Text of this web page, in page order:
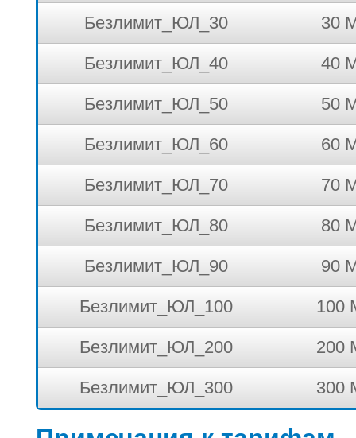
Безлимит_ЮЛ_30 30
Безлимит_ЮЛ_40 40
Безлимит_ЮЛ_50 50
Безлимит_ЮЛ_60 60
Безлимит_ЮЛ_70 70
Безлимит_ЮЛ_80 80
Безлимит_ЮЛ_90 90
Безлимит_ЮЛ_100 100
Безлимит_ЮЛ_200 200
Безлимит_ЮЛ_300 300